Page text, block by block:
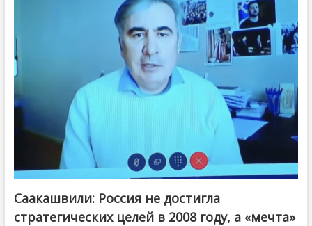
Саакашвили: Россия не достигла
стратегических целей в 2008 году, а «мечта»